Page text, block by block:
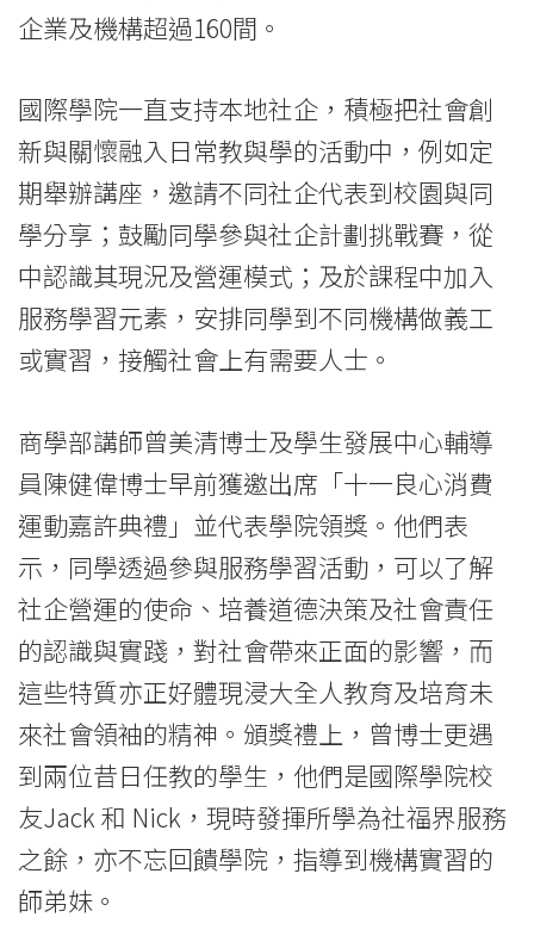
作
學
院
消
息
際
學
院
香
港
浸
會
大
學
企業及機構超過160間。
國際學院一直支持本地社企，積極把社會創
新與關懷融入日常教與學的活動中，例如定
期舉辦講座，邀請不同社企代表到校園與同
學分享；鼓勵同學參與社企計劃挑戰賽，從
中認識其現況及營運模式；及於課程中加入
服務學習元素，安排同學到不同機構做義工
或實習，接觸社會上有需要人士。
商學部講師曾美清博士及學生發展中心輔導
員陳健偉博士早前獲邀出席「十一良心消費
運動嘉許典禮」並代表學院領獎。他們表
示，同學透過參與服務學習活動，可以了解
社企營運的使命、培養道德決策及社會責任
的認識與實踐，對社會帶來正面的影響，而
這些特質亦正好體現浸大全人教育及培育未
來社會領袖的精神。頒獎禮上，曾博士更遇
到兩位昔日任教的學生，他們是國際學院校
友Jack 和 Nick，現時發揮所學為社福界服務
之餘，亦不忘回饋學院，指導到機構實習的
師弟妹。